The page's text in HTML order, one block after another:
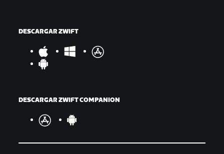
DESCARGAR ZWIFT
DESCARGAR ZWIFT COMPANION